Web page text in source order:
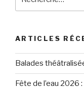
ARTICLES
Balades
Fête de l’eau 2026